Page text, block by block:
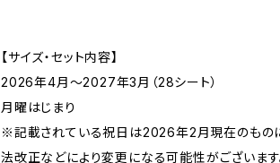
【サイズ・セット内容】
2026年4月〜2027年3月（28シート）
月曜はじまり
※記載されている祝日は2026年2月現在のものに
法改正などにより変更になる可能性がございます